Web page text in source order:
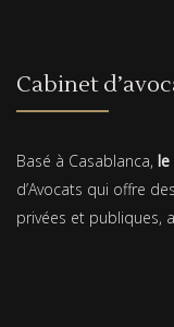
Cabinet
Basé à Casablanca, le
d’Avocats qui offre
privées et publiques,